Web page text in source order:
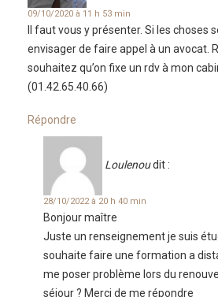
09/10/2020 à 11 h 53 min
Il faut vous y présenter. Si les
envisager de faire appel à un avocat.
souhaitez qu’on fixe un rdv à mon
(01.42.65.40.66)
Répondre
Loulenoudit :
28/10/2022 à 20 h 40 min
Bonjour maître
Juste un renseignement je suis
souhaite faire une formation a
me poser problème lors du
séjour ? Merci de me répondre